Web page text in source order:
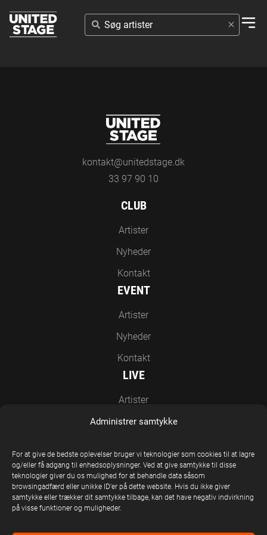
Administrer samtykke
For at give de bedste oplevelser bruger vi teknologier som cookies til at lagre
og/eller få adgang til enhedsoplysninger. Ved at give samtykke til disse
teknologier giver du os mulighed for at behandle data såsom
browsingadfærd eller unikke ID'er på dette website. Hvis du ikke giver
samtykke eller trækker dit samtykke tilbage, kan det have negativ indvirkning
på visse funktioner og muligheder.
SØG
ARTISTER
kontakt@unitedstage.dk
33 97 90 10
CLUB
Artister
Nyheder
Kontakt
EVENT
Artister
Nyheder
Kontakt
LIVE
Artister
Nyheder
EN DEL AF UNITED STAGE GROUP